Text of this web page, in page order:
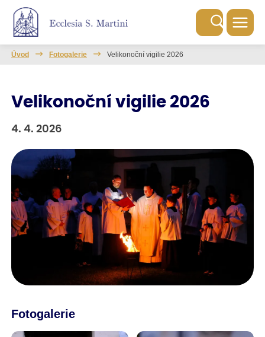
Úvod Fotogalerie Velikonoční vigilie 2026
Velikonoční vigilie 2026
4. 4. 2026
Fotogalerie